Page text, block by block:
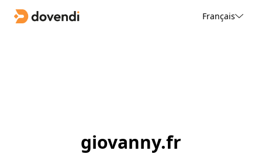
Français
giovanny.fr